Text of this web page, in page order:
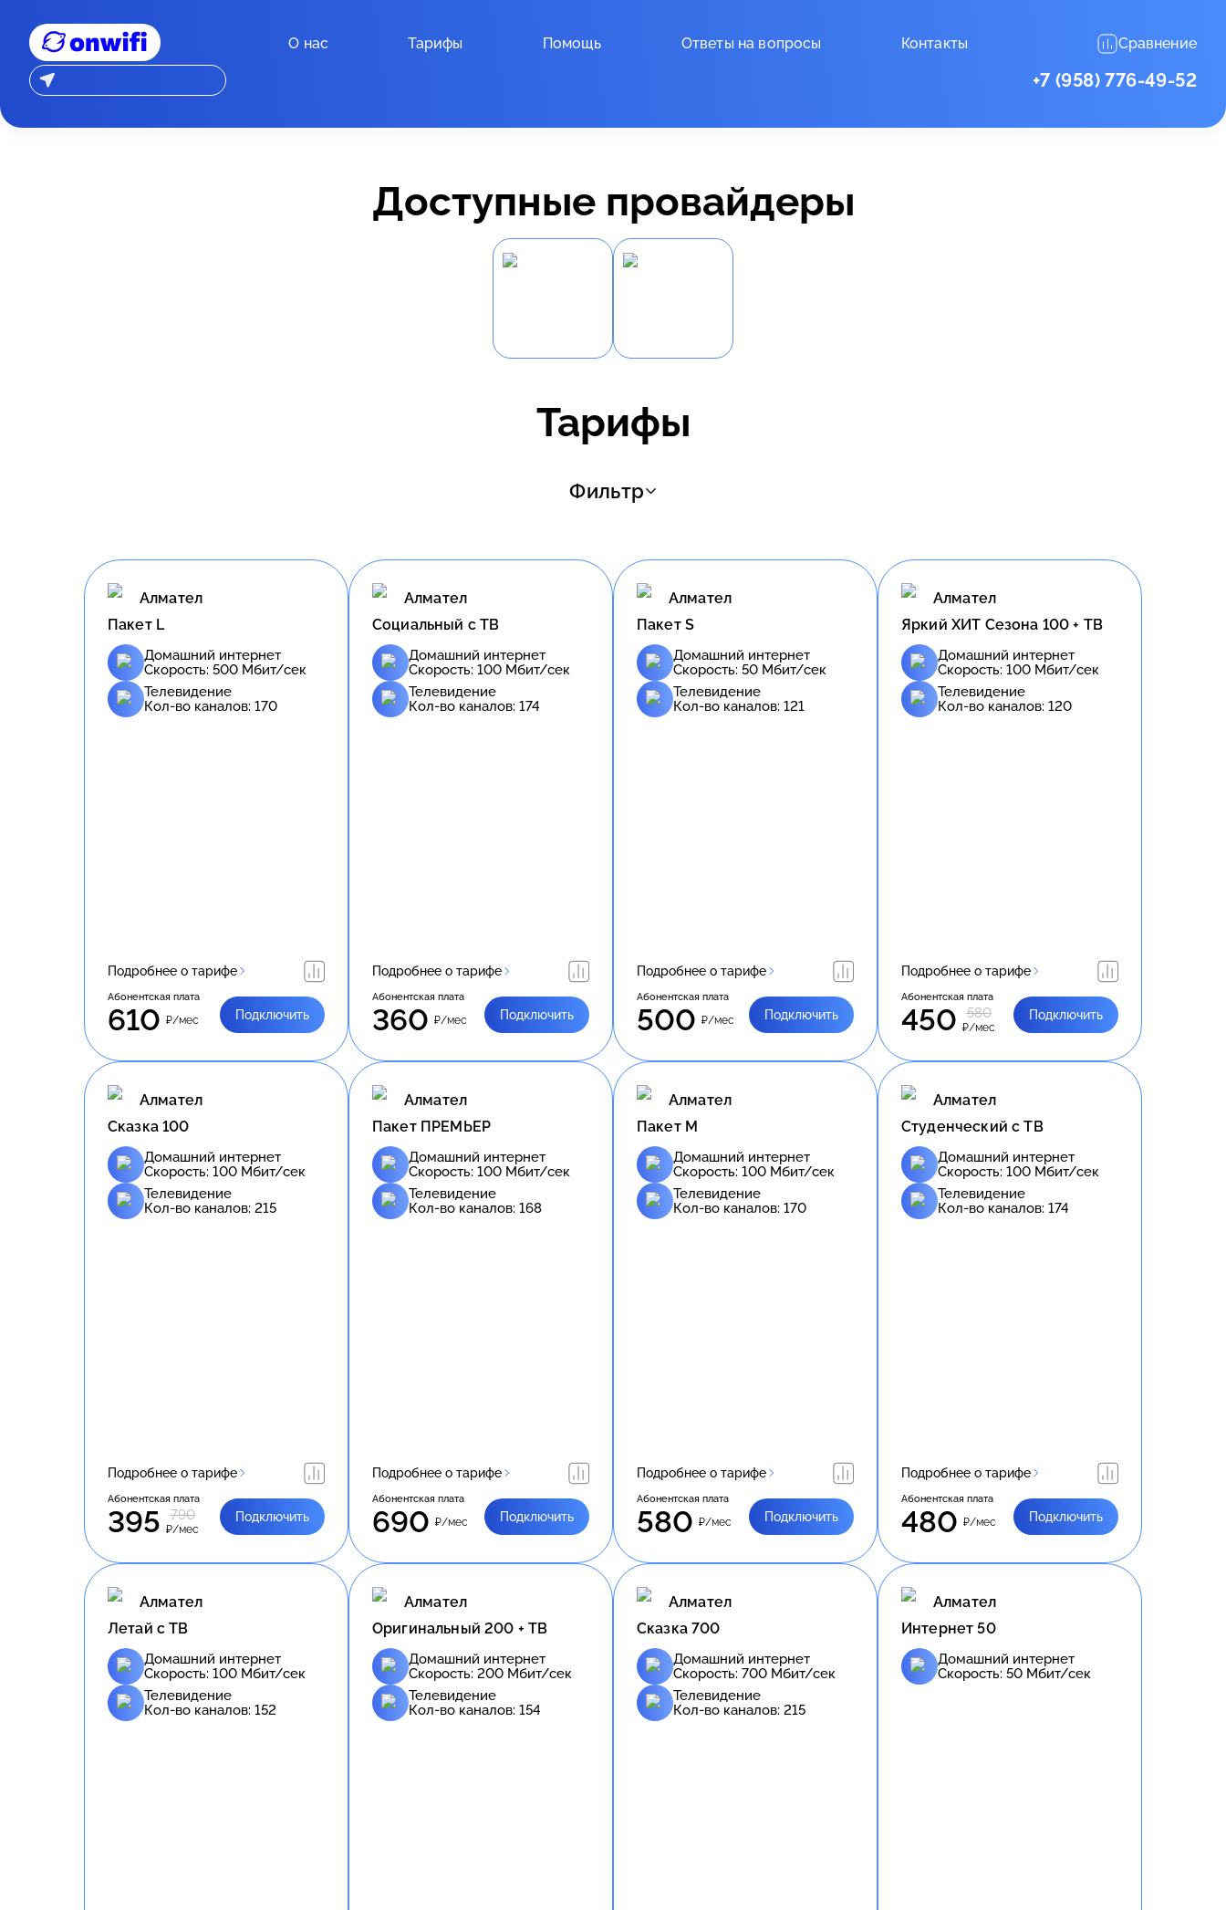
О нас Тарифы Помощь Ответы на вопросы Контакты Сравнение
+7 (958) 776-49-52
Доступные провайдеры
Тарифы
Фильтр
Алмател
Пакет L
Домашний интернет
Скорость: 500 Мбит/сек
Телевидение
Кол-во каналов: 170
Подробнее о тарифе
Абонентская плата
610 ₽/мес Подключить
Алмател
Социальный с ТВ
Домашний интернет
Скорость: 100 Мбит/сек
Телевидение
Кол-во каналов: 174
Подробнее о тарифе
Абонентская плата
360 ₽/мес Подключить
Алмател
Пакет S
Домашний интернет
Скорость: 50 Мбит/сек
Телевидение
Кол-во каналов: 121
Подробнее о тарифе
Абонентская плата
500 ₽/мес Подключить
Алмател
Яркий ХИТ Сезона 100 + ТВ
Домашний интернет
Скорость: 100 Мбит/сек
Телевидение
Кол-во каналов: 120
Подробнее о тарифе
Абонентская плата
450 580
₽/мес
Подключить
Алмател
Сказка 100
Домашний интернет
Скорость: 100 Мбит/сек
Телевидение
Кол-во каналов: 215
Подробнее о тарифе
Абонентская плата
395 790
₽/мес
Подключить
Алмател
Пакет ПРЕМЬЕР
Домашний интернет
Скорость: 100 Мбит/сек
Телевидение
Кол-во каналов: 168
Подробнее о тарифе
Абонентская плата
690 ₽/мес Подключить
Алмател
Пакет M
Домашний интернет
Скорость: 100 Мбит/сек
Телевидение
Кол-во каналов: 170
Подробнее о тарифе
Абонентская плата
580 ₽/мес Подключить
Алмател
Студенческий с ТВ
Домашний интернет
Скорость: 100 Мбит/сек
Телевидение
Кол-во каналов: 174
Подробнее о тарифе
Абонентская плата
480 ₽/мес Подключить
Алмател
Летай с ТВ
Домашний интернет
Скорость: 100 Мбит/сек
Телевидение
Кол-во каналов: 152
Алмател
Оригинальный 200 + ТВ
Домашний интернет
Скорость: 200 Мбит/сек
Телевидение
Кол-во каналов: 154
Алмател
Сказка 700
Домашний интернет
Скорость: 700 Мбит/сек
Телевидение
Кол-во каналов: 215
Алмател
Интернет 50
Домашний интернет
Скорость: 50 Мбит/сек